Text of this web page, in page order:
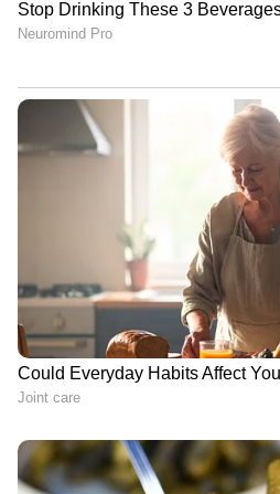
കൂടുതൽ ഉപയോഗപ്രദമായ
വാഗ്ദാനം ചെയ്യുന്നു. വില